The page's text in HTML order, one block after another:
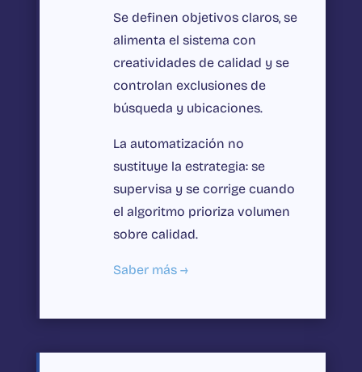
Se definen objetivos claros, se
alimenta el sistema con
creatividades de calidad y se
controlan exclusiones de
búsqueda y ubicaciones.
La automatización no
sustituye la estrategia: se
supervisa y se corrige cuando
el algoritmo prioriza volumen
sobre calidad.
Saber más →